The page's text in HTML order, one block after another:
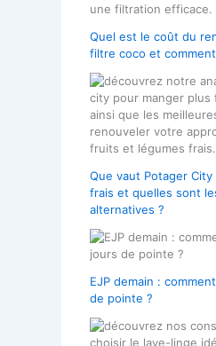
Quel est le coût du
filtre coco et
Que vaut Potager
frais et quelles sont
alternatives ?
EJP demain :
de pointe ?